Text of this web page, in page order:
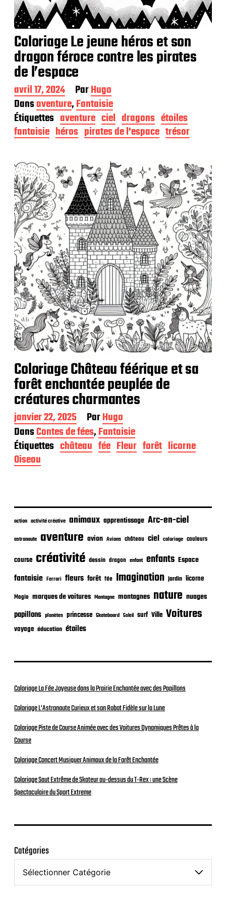
Coloriage Le jeune héros et son
dragon féroce contre les pirates
de l’espace
D
a
t
e
d
e
u
b
l
i
c
a
t
i
o
n
avril 17, 2024 ParHugo
Dansaventure,Fantaisie
Étiquettes aventure ciel dragons étoiles
fantaisie héros pirates de l'espace trésor
Coloriage Château féérique et sa
forêt enchantée peuplée de
créatures charmantes
D
a
t
e
d
e
l
i
a
i
n
janvier 22, 2025 ParHugo
DansContes de fées,Fantaisie
Étiquettes château fée Fleur forêt licorne
Oiseau
action activité créative animaux apprentissage Arc-en-ciel
astronaute aventure avion Avions château ciel coloriage couleurs
course créativité dessin dragon enfant enfants Espace
fantaisie Ferrari fleurs forêt fée Imagination jardin licorne
Magie marques de voitures Montagne montagnes nature nuages
papillons planètes princesse Skateboard Soleil surf Ville Voitures
voyage éducation étoiles
Coloriage La Fée Joyeuse dans la Prairie Enchantée avec des Papillons
Coloriage L’Astronaute Curieux et son Robot Fidèle sur la Lune
Coloriage Piste de Course Animée avec des Voitures Dynamiques Prêtes à la
Course
Coloriage Concert Musiquer Animaux de la Forêt Enchantée
Coloriage Saut Extrême de Skateur au-dessus du T-Rex : une Scène
Spectaculaire du Sport Extreme
Catégories